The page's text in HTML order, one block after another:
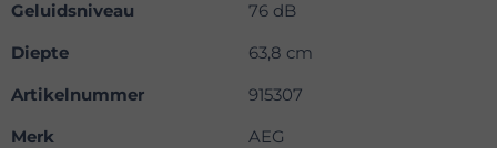
Geluidsniveau
76 dB
Diepte
63,8 cm
Artikelnummer
915307
Merk
AEG